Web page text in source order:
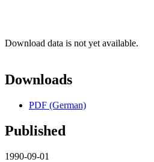
Download data is not yet available.
Downloads
PDF (German)
Published
1990-09-01